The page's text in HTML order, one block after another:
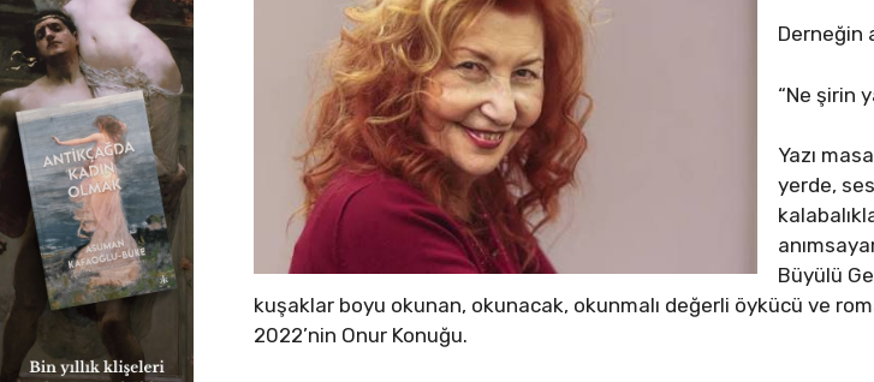
Derneğin
“Ne şirin
Yazı
yerde,
Büyülü
kuşaklar boyu okunan, okunacak, okunmalı değerli öykücü ve
2022’nin Onur Konuğu.